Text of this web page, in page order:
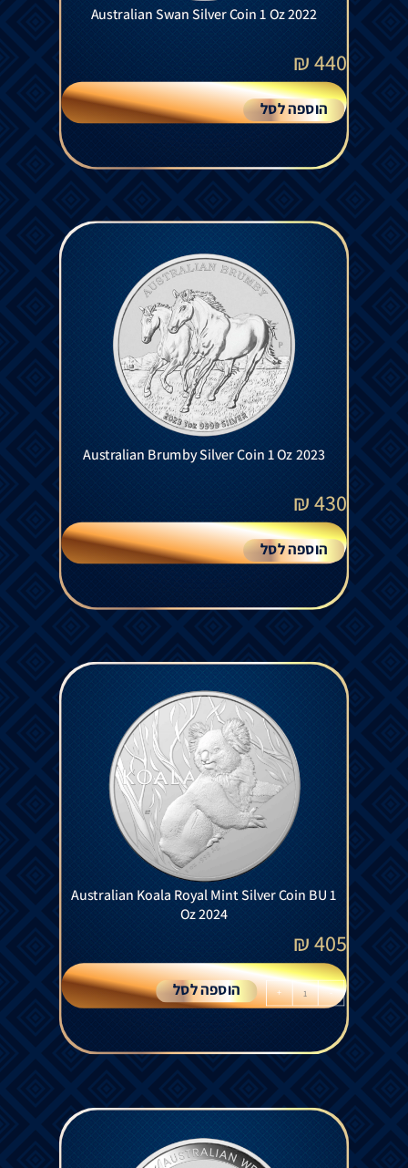
Australian Swan Silver Coin 1 Oz 2022
440
₪
הוספה לסל
Australian Brumby Silver Coin 1 Oz 2023
430
₪
הוספה לסל
Australian Koala Royal Mint Silver Coin BU 1
Oz 2024
405
₪
-
+ הוספה לסל